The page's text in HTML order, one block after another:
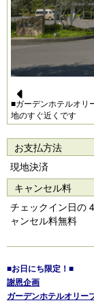
Pr
e
vi
o
u
s
■ガーデンホテルオ
地のすぐ近くです
お支払方法
現地決済
キャンセル料
チェックイン日の
ャンセル料無料
■お日にち限定！■
謝恩企画
ガーデンホテルオリー